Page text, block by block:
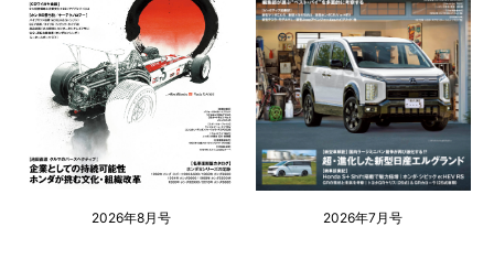
2026年8月号 2026年7月号